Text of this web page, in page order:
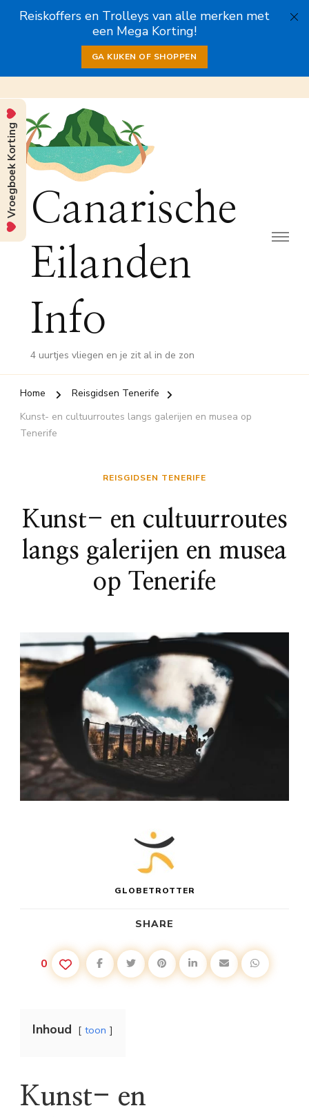
Reiskoffers en Trolleys van alle merken met
een Mega Korting!
GA KIJKEN OF SHOPPEN
Canarische
Eilanden
Info
4 uurtjes vliegen en je zit al in de zon
Home
Reisgidsen Tenerife
Kunst- en cultuurroutes langs galerijen en musea op
Tenerife
REISGIDSEN TENERIFE
Kunst- en cultuurroutes
langs galerijen en musea
op Tenerife
GLOBETROTTER
SHARE
0
Inhoud toon
Kunst- en
Vroegboek Korting